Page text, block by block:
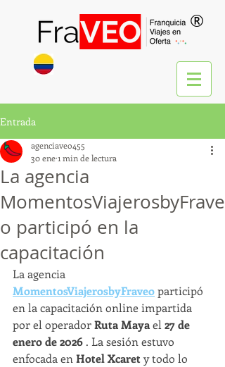
®
Entrada
La agencia
MomentosViajerosbyFrave
o participó en la
capacitación
agenciaveo455
30 ene1 min de lectura
La agencia
MomentosViajerosbyFraveo participó
en la capacitación online impartida
por el operador Ruta Maya el 27 de
enero de 2026 . La sesión estuvo
enfocada en Hotel Xcaret y todo lo